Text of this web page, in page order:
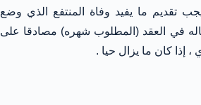
تقديم ما يفيد وفاة المنتفع الذي وضع
في العقد (المطلوب شهره) مصادقا على
، إذا كان ما يزال حيا .